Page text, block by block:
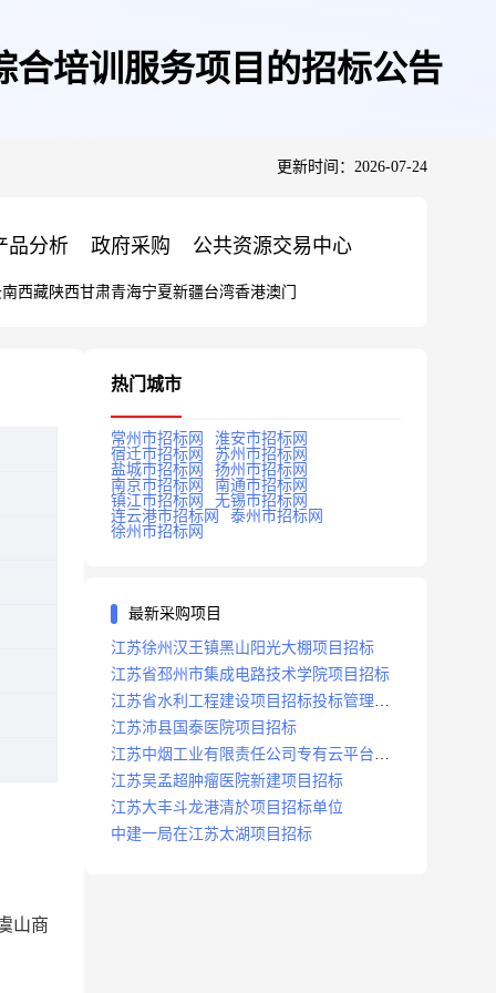
合培训服务项目的招标公告
更新时间：2026-07-24
品分析 政府采购 公共资源交易中心
西藏陕西甘肃青海宁夏新疆台湾香港澳门
山商
热门城市
常州市招标网
淮安市招标网
宿迁市招标网
苏州市招标网
盐城市招标网
扬州市招标网
南京市招标网
南通市招标网
镇江市招标网
无锡市招标网
连云港市招标网
泰州市招标网
徐州市招标网
最新采购项目
江苏徐州汉王镇黑山阳光大棚项目招标
江苏省邳州市集成电路技术学院项目招标
江苏省水利工程建设项目招标投标管理办
法
江苏沛县国泰医院项目招标
江苏中烟工业有限责任公司专有云平台扩
容项目招标
江苏吴孟超肿瘤医院新建项目招标
江苏大丰斗龙港清於项目招标单位
中建一局在江苏太湖项目招标